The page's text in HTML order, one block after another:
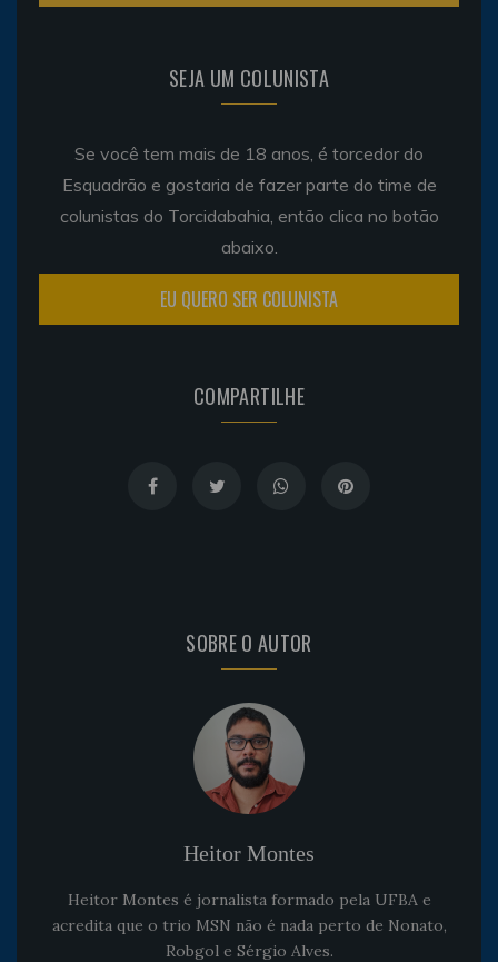
SEJA UM COLUNISTA
Se você tem mais de 18 anos, é torcedor do
Esquadrão e gostaria de fazer parte do time de
colunistas do Torcidabahia, então clica no botão
abaixo.
EU QUERO SER COLUNISTA
COMPARTILHE
SOBRE O AUTOR
Heitor Montes
Heitor Montes é jornalista formado pela UFBA e
acredita que o trio MSN não é nada perto de Nonato,
Robgol e Sérgio Alves.